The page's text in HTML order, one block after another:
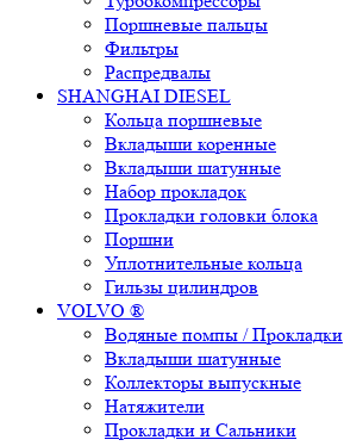
Поршневые пальцы
Фильтры
Распредвалы
SHANGHAI DIESEL
Кольца поршневые
Вкладыши коренные
Вкладыши шатунные
Набор прокладок
Прокладки головки блока
Поршни
Уплотнительные кольца
Гильзы цилиндров
VOLVO ®
Водяные помпы / Прокладки
Вкладыши шатунные
Коллекторы выпускные
Натяжители
Прокладки и Сальники